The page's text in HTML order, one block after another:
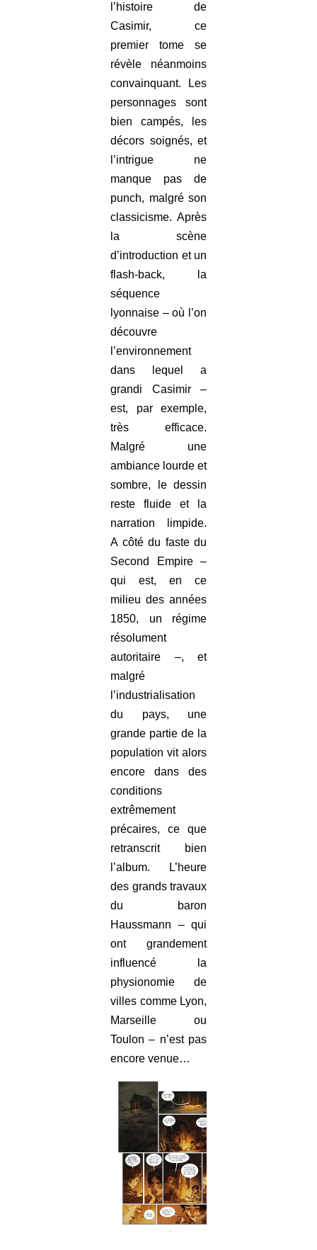
l’histoire de
Casimir, ce
premier tome se
révèle néanmoins
convainquant. Les
personnages sont
bien campés, les
décors soignés, et
l’intrigue ne
manque pas de
punch, malgré son
classicisme. Après
la scène
d’introduction et un
flash-back, la
séquence
lyonnaise – où l’on
découvre
l’environnement
dans lequel a
grandi Casimir –
est, par exemple,
très efficace.
Malgré une
ambiance lourde et
sombre, le dessin
reste fluide et la
narration limpide.
A côté du faste du
Second Empire –
qui est, en ce
milieu des années
1850, un régime
résolument
autoritaire –, et
malgré
l’industrialisation
du pays, une
grande partie de la
population vit alors
encore dans des
conditions
extrêmement
précaires, ce que
retranscrit bien
l’album. L’heure
des grands travaux
du baron
Haussmann – qui
ont grandement
influencé la
physionomie de
villes comme Lyon,
Marseille ou
Toulon – n’est pas
encore venue…